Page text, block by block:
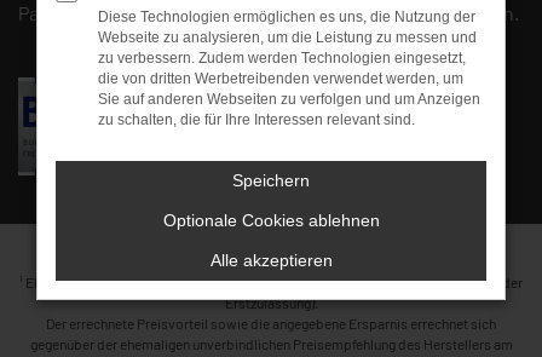
Partner, derKfz-Meisterwerkstatt Kirschmann, zusammen.
1 Ehemaliger Neupreis (Unverbindliche Preisempfehlung des Herstellers am Tag der
Erstzulassung).
Der errechnete Preisvorteil sowie die angegebene Ersparnis errechnet sich
gegenüber der ehemaligen unverbindlichen Preisempfehlung des Herstellers am
Diese Technologien ermöglichen es uns, die Nutzung der
Webseite zu analysieren, um die Leistung zu messen und
zu verbessern. Zudem werden Technologien eingesetzt,
die von dritten Werbetreibenden verwendet werden, um
Sie auf anderen Webseiten zu verfolgen und um Anzeigen
zu schalten, die für Ihre Interessen relevant sind.
Speichern
Optionale Cookies ablehnen
Alle akzeptieren